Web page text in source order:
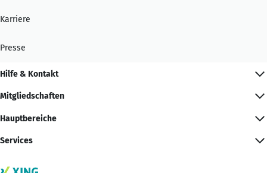
Karriere
Presse
Hilfe & Kontakt
Mitgliedschaften
Hauptbereiche
Services